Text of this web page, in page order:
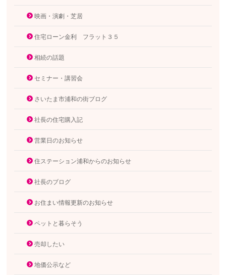
映画・演劇・芝居
住宅ローン金利 フラット３５
相続の話題
セミナー・講習会
さいたま市浦和の街ブログ
社長の住宅購入記
営業日のお知らせ
住ステーション浦和からのお知らせ
社長のブログ
お住まい情報更新のお知らせ
ペットと暮らそう
売却したい
地価公示など